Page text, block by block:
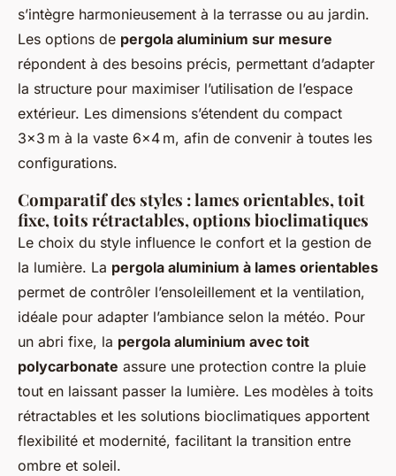
s’intègre harmonieusement à la terrasse ou au jardin.
Les options de pergola aluminium sur mesure
répondent à des besoins précis, permettant d’adapter
la structure pour maximiser l’utilisation de l’espace
extérieur. Les dimensions s’étendent du compact
3x3 m à la vaste 6x4 m, afin de convenir à toutes les
configurations.
Comparatif des styles : lames orientables, toit
fixe, toits rétractables, options bioclimatiques
Le choix du style influence le confort et la gestion de
la lumière. La pergola aluminium à lames orientables
permet de contrôler l’ensoleillement et la ventilation,
idéale pour adapter l’ambiance selon la météo. Pour
un abri fixe, la pergola aluminium avec toit
polycarbonate assure une protection contre la pluie
tout en laissant passer la lumière. Les modèles à toits
rétractables et les solutions bioclimatiques apportent
flexibilité et modernité, facilitant la transition entre
ombre et soleil.